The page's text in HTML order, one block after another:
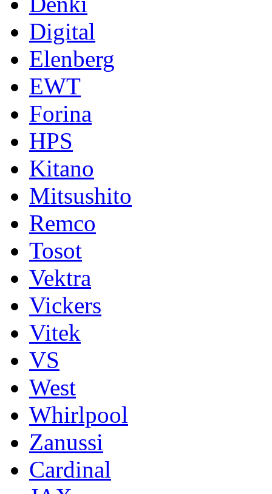
Digital
Elenberg
EWT
Forina
HPS
Kitano
Mitsushito
Remco
Tosot
Vektra
Vickers
Vitek
VS
West
Whirlpool
Zanussi
Cardinal